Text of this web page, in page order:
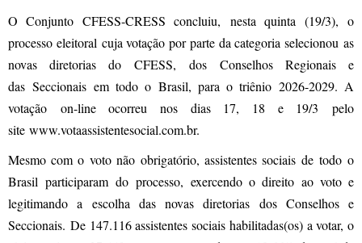
O Conjunto CFESS-CRESS concluiu, nesta quinta (19/3), o
processo eleitoral cuja votação por parte da categoria selecionou as
novas diretorias do CFESS, dos Conselhos Regionais e
das Seccionais em todo o Brasil, para o triênio 2026-2029. A
votação on-line ocorreu nos dias 17, 18 e 19/3 pelo
site www.votaassistentesocial.com.br.
Mesmo com o voto não obrigatório, assistentes sociais de todo o
Brasil participaram do processo, exercendo o direito ao voto e
legitimando a escolha das novas diretorias dos Conselhos e
Seccionais. De 147.116 assistentes sociais habilitadas(os) a votar, o